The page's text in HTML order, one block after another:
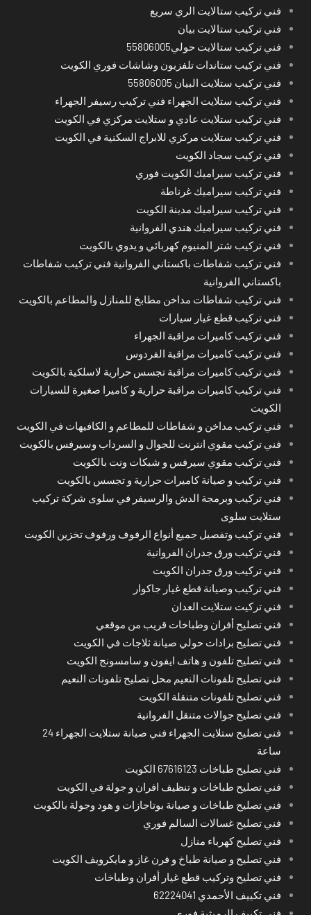
فني تركيب ستالايت الري سريع
فني تركيب ستالايت بيان
فني تركيب ستالايت حولي55806005
فني تركيب ستاندات تلفزيون وشاشات فوري الكويت
فني تركيب ستلايت البيان 55806005
فني تركيب ستلايت الجهراء فني تركيب رسيفر الجهراء
فني تركيب ستلايت عادي و ستلايت مركزي في الكويت
فني تركيب ستلايت مركزي للابراج السكنية في الكويت
فني تركيب سجاد الكويت
فني تركيب سيراميك الكويت فوري
فني تركيب سيراميك غرناطة
فني تركيب سيراميك مدينة الكويت
فني تركيب سيراميك هندي الفروانية
فني تركيب شتر المنيوم كهربائي و يدوي بالكويت
فني تركيب شفاطات باكستاني الفروانية فني تركيب شفاطات
باكستاني الفروانية
فني تركيب شفاطات مداخن مطابخ للمنازل والمطاعم بالكويت
فني تركيب قطع غيار سيارات
فني تركيب كاميرات مراقبة الجهراء
فني تركيب كاميرات مراقبة الفردوس
فني تركيب كاميرات مراقبة تجسس حرارية لاسلكية بالكويت
فني تركيب كاميرات مراقبة حرارية و كاميرا صغيرة للسيارات
الكويت
فني تركيب مداخن و شفاطات للمطاعم و الكافيهات في الكويت
فني تركيب مقوي انترنت للجوال و السرداب وسيرفس بالكويت
فني تركيب مقوي سيرفس و شبكات ونت بالكويت
فني تركيب و صيانة كاميرات حرارية و تجسس بالكويت
فني تركيب وبرمجة الدش والرسيفر في سلوى شركة تركيب
ستلايت سلوى
فني تركيب وتفصيل جميع أنواع الرفوف ورفوف تخزين الكويت
فني تركيب ورق جدران الفروانية
فني تركيب ورق جدران الكويت
فني تركيب وصيانة قطع غيار جاكوار
فني تركيت ستلايت العدان
فني تصليح أفران وطباخات قريب من موقعي
فني تصليح برادات حولي صيانة ثلاجات في الكويت
فني تصليح تلفون و هاتف ايفون و سامسونج الكويت
فني تصليح تلفونات النعيم محل تصليح تلفونات النعيم
فني تصليح تلفونات متنقلة الكويت
فني تصليح جوالات متنقل الفروانية
فني تصليح ستلايت الجهراء فني صيانة ستلايت الجهراء 24
ساعة
فني تصليح طباخات 67616123 الكويت
فني تصليح طباخات و تنظيف افران و جولة في الكويت
فني تصليح طباخات و صيانة بوتاجازات و هود وجولة بالكويت
فني تصليح غسالات السالم فوري
فني تصليح كهرباء منازل
فني تصليح و صيانة طباخ و فرن غاز و مايكرويف الكويت
فني تصليح وتركيب قطع غيار أفران وطباخات
فني تكييف الأحمدي 62224041